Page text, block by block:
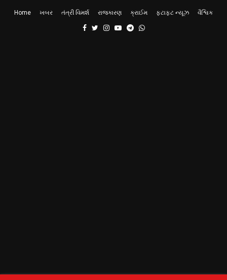
Home ખબર તંત્રી વિમર્શ રાજકારણ ક્રાઈમ ફટાફટ ન્યૂઝ વૈશ્વિક
Facebook
TwitterInstagram
YoutubeTelegram
Whatsapp